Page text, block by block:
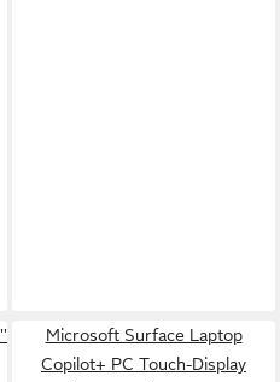
Microsoft Surface Laptop
Copilot+ PC Touch-Display